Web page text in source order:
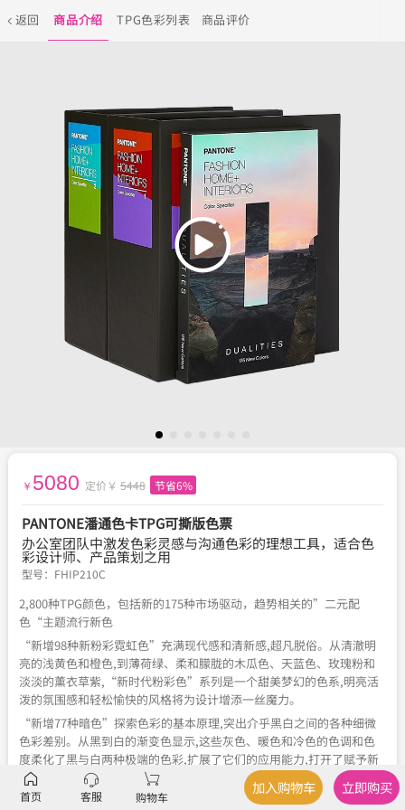
返回 商品介绍 TPG色彩列表 商品评价
￥ 5080 定价￥ 5448 节省6%
PANTONE潘通色卡TPG可撕版色票
办公室团队中激发色彩灵感与沟通色彩的理想工具，适合色
彩设计师、产品策划之用
型号： FHIP210C
2,800种TPG颜色，包括新的175种市场驱动，趋势相关的”二元配
色“主题流行新色
“新增98种新粉彩霓虹色”充满现代感和清新感,超凡脱俗。从清澈明
亮的浅黄色和橙色,到薄荷绿、柔和朦胧的木瓜色、天蓝色、玫瑰粉和
淡淡的薰衣草紫,“新时代粉彩色”系列是一个甜美梦幻的色系,明亮活
泼的氛围感和轻松愉快的风格将为设计增添一丝魔力。
“新增77种暗色”探索色彩的基本原理,突出介乎黑白之间的各种细微
色彩差别。从黑到白的渐变色显示,这些灰色、暖色和冷色的色调和色
度柔化了黑与白两种极端的色彩,扩展了它们的应用能力,打开了赋予新
意义的趣味性和创造性的大门。
首页 客服 购物车
加入购物车 立即购买